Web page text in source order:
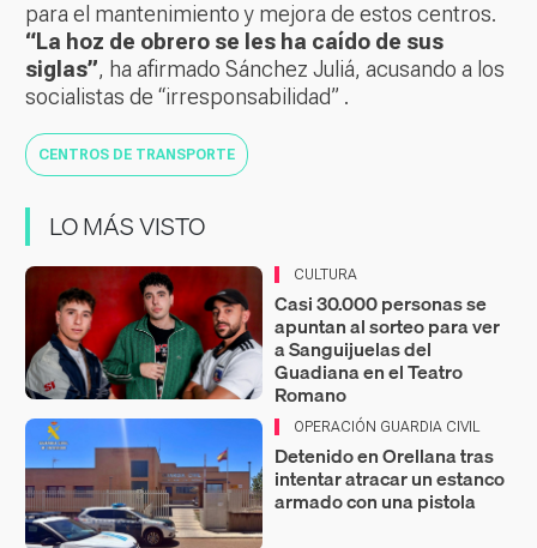
para el mantenimiento y mejora de estos centros.
“La hoz de obrero se les ha caído de sus
siglas”, ha afirmado Sánchez Juliá, acusando a los
socialistas de “irresponsabilidad” .
CENTROS DE TRANSPORTE
LO MÁS VISTO
CULTURA
Casi 30.000 personas se
apuntan al sorteo para ver
a Sanguijuelas del
Guadiana en el Teatro
Romano
OPERACIÓN GUARDIA CIVIL
Detenido en Orellana tras
intentar atracar un estanco
armado con una pistola